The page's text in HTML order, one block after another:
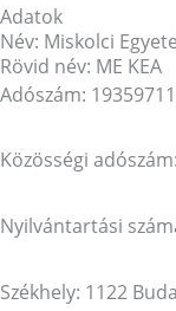
Adatok
Név: Miskolci
Rövid név: ME KEA
Adószám:
Közösségi
Nyilvántartási
Székhely: 1122